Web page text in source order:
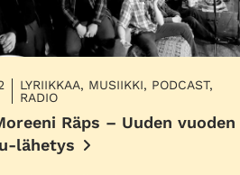
LYRIIKKAA, MUSIIKKI, PODCAST,
RADIO
Räps – Uuden vuoden
lähetys